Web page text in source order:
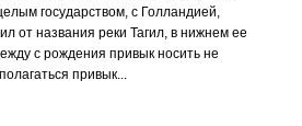
государством, с Голландией,
от названия реки Тагил, в нижнем ее
с рождения привык носить не
привык...